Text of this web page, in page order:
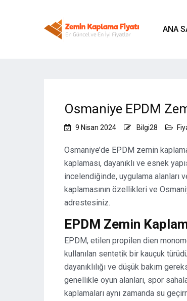
ANA
Osmaniye EPDM
9 Nisan 2024 Bilgi28
Osmaniye’de EPDM zemin
kaplaması, dayanıklı ve esnek
incelendiğinde, uygulama alanları
kaplamasının özellikleri ve
adrestesiniz.
EPDM Zemin
EPDM, etilen propilen dien
kullanılan sentetik bir kauçuk
dayanıklılığı ve düşük bakım
genellikle oyun alanları, spor
kaplamaları aynı zamanda su